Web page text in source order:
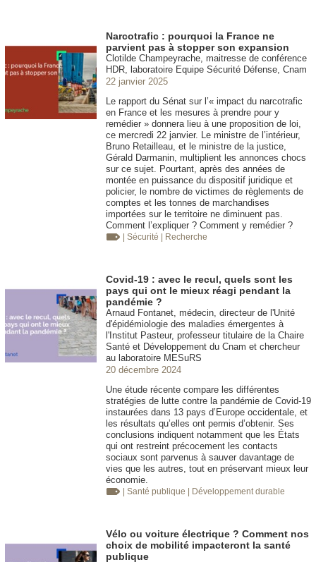
Narcotrafic : pourquoi la France ne
parvient pas à stopper son expansion
Clotilde Champeyrache, maitresse de conférence
HDR, laboratoire Equipe Sécurité Défense, Cnam
22 janvier 2025
Le rapport du Sénat sur l’« impact du narcotrafic
en France et les mesures à prendre pour y
remédier » donnera lieu à une proposition de loi,
ce mercredi 22 janvier. Le ministre de l’intérieur,
Bruno Retailleau, et le ministre de la justice,
Gérald Darmanin, multiplient les annonces chocs
sur ce sujet. Pourtant, après des années de
montée en puissance du dispositif juridique et
policier, le nombre de victimes de règlements de
comptes et les tonnes de marchandises
importées sur le territoire ne diminuent pas.
Comment l’expliquer ? Comment y remédier ?
| Sécurité | Recherche
Covid-19 : avec le recul, quels sont les
pays qui ont le mieux réagi pendant la
pandémie ?
Arnaud Fontanet, médecin, directeur de l'Unité
d'épidémiologie des maladies émergentes à
l'Institut Pasteur, professeur titulaire de la Chaire
Santé et Développement du Cnam et chercheur
au laboratoire MESuRS
20 décembre 2024
Une étude récente compare les différentes
stratégies de lutte contre la pandémie de Covid-19
instaurées dans 13 pays d’Europe occidentale, et
les résultats qu’elles ont permis d’obtenir. Ses
conclusions indiquent notamment que les États
qui ont restreint précocement les contacts
sociaux sont parvenus à sauver davantage de
vies que les autres, tout en préservant mieux leur
économie.
| Santé publique | Développement durable
Vélo ou voiture électrique ? Comment nos
choix de mobilité impacteront la santé
publique